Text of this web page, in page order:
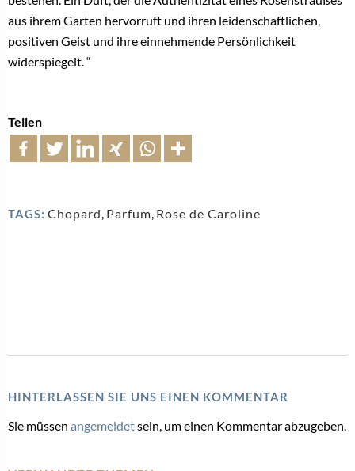
aus ihrem Garten hervorruft und ihren leidenschaftlichen,
positiven Geist und ihre einnehmende Persönlichkeit
widerspiegelt. “
Teilen
TAGS: Chopard, Parfum, Rose de Caroline
HINTERLASSEN SIE UNS EINEN KOMMENTAR
Sie müssen angemeldetsein, um einen Kommentar abzugeben.